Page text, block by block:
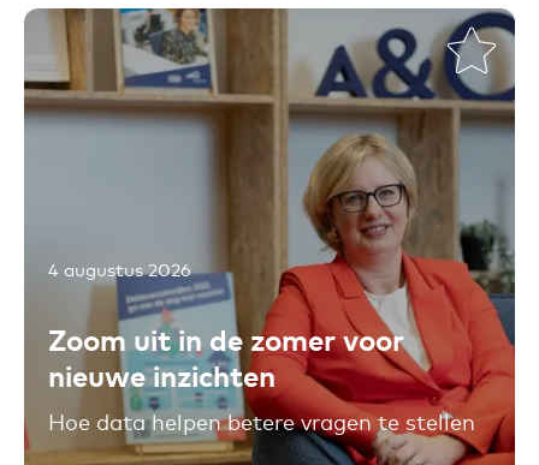
Toevoegen aan favorieten
4 augustus 2026
Zoom uit in de zomer voor
nieuwe inzichten
Hoe data helpen betere vragen te stellen